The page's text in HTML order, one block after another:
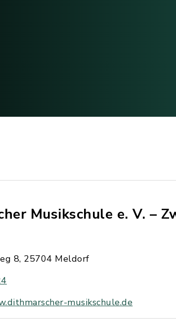
Musikschule e. V. –
8, 25704 Meldorf
musikschule.de